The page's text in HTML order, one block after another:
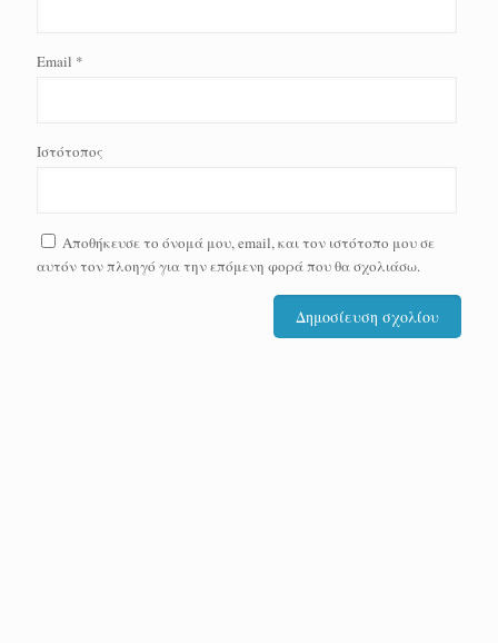
Email *
Ιστότοπος
Αποθήκευσε το όνομά μου, email, και τον ιστότοπο μου σε
αυτόν τον πλοηγό για την επόμενη φορά που θα σχολιάσω.